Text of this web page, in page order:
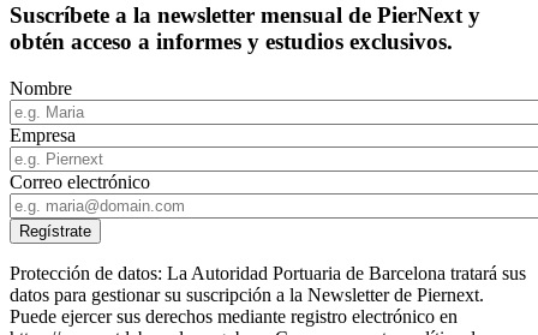
Suscríbete a la newsletter mensual de PierNext y
obtén acceso a informes y estudios exclusivos.
Nombre
Empresa
Correo electrónico
Protección de datos: La Autoridad Portuaria de Barcelona tratará sus
datos para gestionar su suscripción a la Newsletter de Piernext.
Puede ejercer sus derechos mediante registro electrónico en